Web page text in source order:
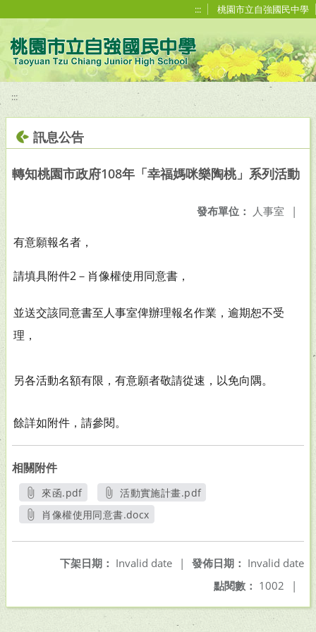
::: 桃園市立自強國民中學
:::
訊息公告
轉知桃園市政府108年「幸福媽咪樂陶桃」系列活動
發布單位： 人事室 |
有意願報名者，
請填具附件2－肖像權使用同意書，
並送交該同意書至人事室俾辦理報名作業， 逾期恕不受
理，
另各活動名額有限，有意願者敬請從速，以免向隅。
餘詳如附件，請參閱。
相關附件
來函.pdf
另開新視窗
活動實施計畫.pdf
另開新視窗
肖像權使用同意書.docx
發佈日期： Invalid date
下架日期： Invalid date
|
點閱數： 1002 |